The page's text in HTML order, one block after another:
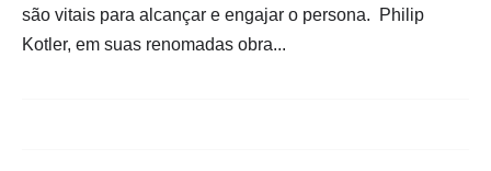
são vitais para alcançar e engajar o persona. Philip
Kotler, em suas renomadas obra...